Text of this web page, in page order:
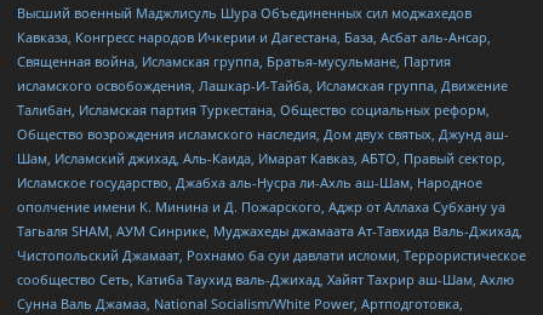
Высший военный Маджлисуль Шура Объединенных сил моджахедов
Кавказа, Конгресс народов Ичкерии и Дагестана, База, Асбат аль-Ансар,
Священная война, Исламская группа, Братья-мусульмане, Партия
исламского освобождения, Лашкар-И-Тайба, Исламская группа, Движение
Талибан, Исламская партия Туркестана, Общество социальных реформ,
Общество возрождения исламского наследия, Дом двух святых, Джунд аш-
Шам, Исламский джихад, Аль-Каида, Имарат Кавказ, АБТО, Правый сектор,
Исламское государство, Джабха аль-Нусра ли-Ахль аш-Шам, Народное
ополчение имени К. Минина и Д. Пожарского, Аджр от Аллаха Субхану уа
Тагьаля SHAM, АУМ Синрике, Муджахеды джамаата Ат-Тавхида Валь-Джихад,
Чистопольский Джамаат, Рохнамо ба суи давлати исломи, Террористическое
сообщество Сеть, Катиба Таухид валь-Джихад, Хайят Тахрир аш-Шам, Ахлю
Сунна Валь Джамаа, National Socialism/White Power, Артподготовка,